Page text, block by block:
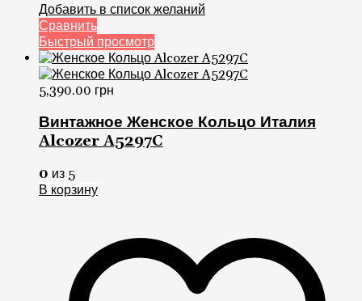
Добавить в список желаний
Сравнить
Быстрый просмотр
5,390.00 грн
Винтажное Женское Кольцо Италия
Alcozer A5297C
0 из 5
В корзину